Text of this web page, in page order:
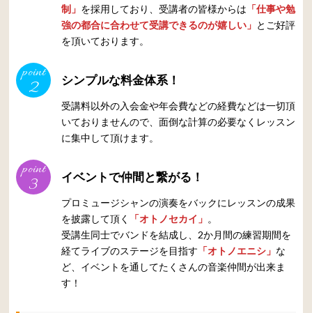
制」 を採用しており、受講者の皆様からは 「仕事や勉
強の都合に合わせて受講できるのが嬉しい」 とご好評
を頂いております。
point
2 シンプルな料金体系！
受講料以外の入会金や年会費などの経費などは一切頂
いておりませんので、面倒な計算の必要なくレッスン
に集中して頂けます。
point
3 イベントで仲間と繋がる！
プロミュージシャンの演奏をバックにレッスンの成果
を披露して頂く
「オトノセカイ」 。
受講生同士でバンドを結成し、2か月間の練習期間を
経てライブのステージを目指す 「オトノエニシ」 な
ど、イベントを通してたくさんの音楽仲間が出来ま
す！